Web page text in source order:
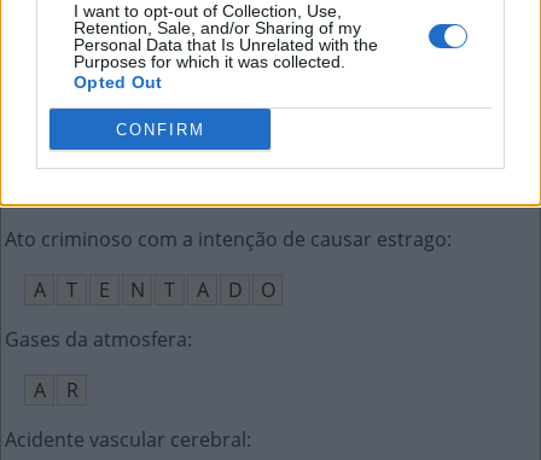
I want to opt-out of Collection, Use,
Retention, Sale, and/or Sharing of my
Personal Data that Is Unrelated with the
Purposes for which it was collected.
Opted Out
CONFIRM
Iniciais do ator que fez Edu em Laços de Família
G
Mineral também conhecido como esteatita
Ato criminoso com a intenção de causar estrago:
A
T E N T A D
O
Gases da atmosfera:
A
R
Acidente vascular cerebral: